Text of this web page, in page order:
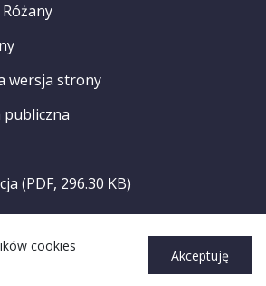
cookies
Akceptuję
wersja strony
(PDF, 296.30 KB)